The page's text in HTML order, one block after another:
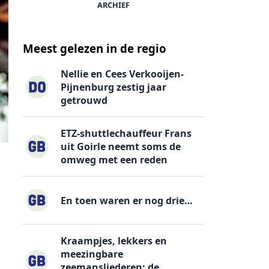
ARCHIEF
Meest gelezen in de regio
Nellie en Cees Verkooijen-
Pijnenburg zestig jaar
getrouwd
ETZ-shuttlechauffeur Frans
uit Goirle neemt soms de
omweg met een reden
En toen waren er nog drie…
Kraampjes, lekkers en
meezingbare